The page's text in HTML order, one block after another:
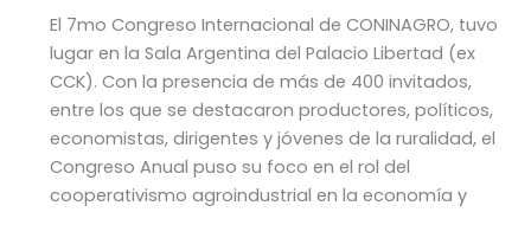
más
proteína
El 7mo Congreso Internacional de CONINAGRO, tuvo
lugar en la Sala Argentina del Palacio Libertad (ex
CCK). Con la presencia de más de 400 invitados,
entre los que se destacaron productores, políticos,
economistas, dirigentes y jóvenes de la ruralidad, el
Congreso Anual puso su foco en el rol del
cooperativismo agroindustrial en la economía y